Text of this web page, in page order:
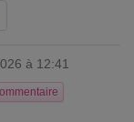
à 12:41